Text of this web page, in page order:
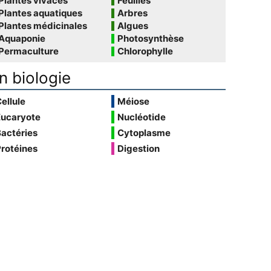
aquatiques
médicinales
Arbres
Algues
Photosynthèse
Chlorophylle
biologie
Méiose
Nucléotide
Cytoplasme
Digestion